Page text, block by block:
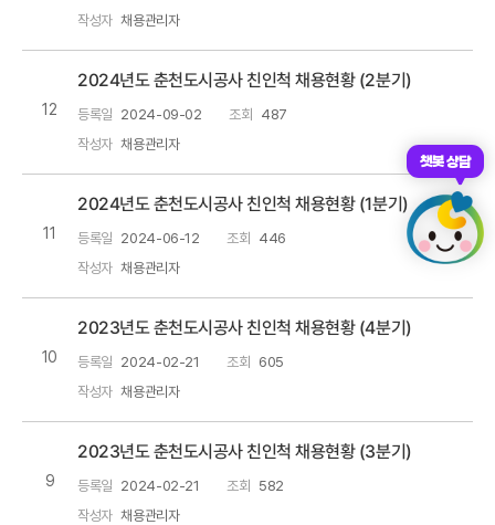
작성자 채용관리자
12
2024년도 춘천도시공사 친인척 채용현황 (2분기)
등록일 2024-09-02 조회 487
작성자 채용관리자
11
2024년도 춘천도시공사 친인척 채용현황 (1분기)
등록일 2024-06-12 조회 446
작성자 채용관리자
10
2023년도 춘천도시공사 친인척 채용현황 (4분기)
등록일 2024-02-21 조회 605
작성자 채용관리자
9
2023년도 춘천도시공사 친인척 채용현황 (3분기)
등록일 2024-02-21 조회 582
작성자 채용관리자
챗봇 상담